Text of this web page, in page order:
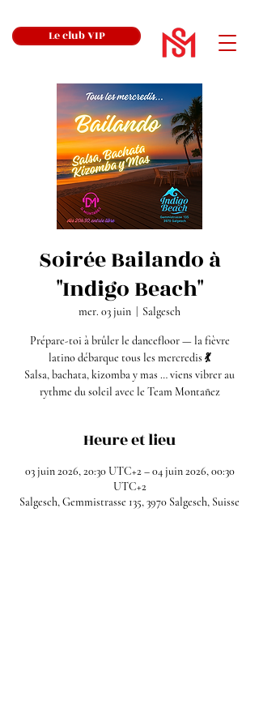
Le club VIP
Soirée Bailando à
"Indigo Beach"
mer. 03 juin Salgesch
Prépare-toi à brûler le dancefloor — la fièvre
latino débarque tous les mercredis 💃
Salsa, bachata, kizomba y mas … viens vibrer au
rythme du soleil avec le Team Montañez
Heure et lieu
03 juin 2026, 20:30 UTC+2 – 04 juin 2026, 00:30
UTC+2
Salgesch, Gemmistrasse 135, 3970 Salgesch, Suisse